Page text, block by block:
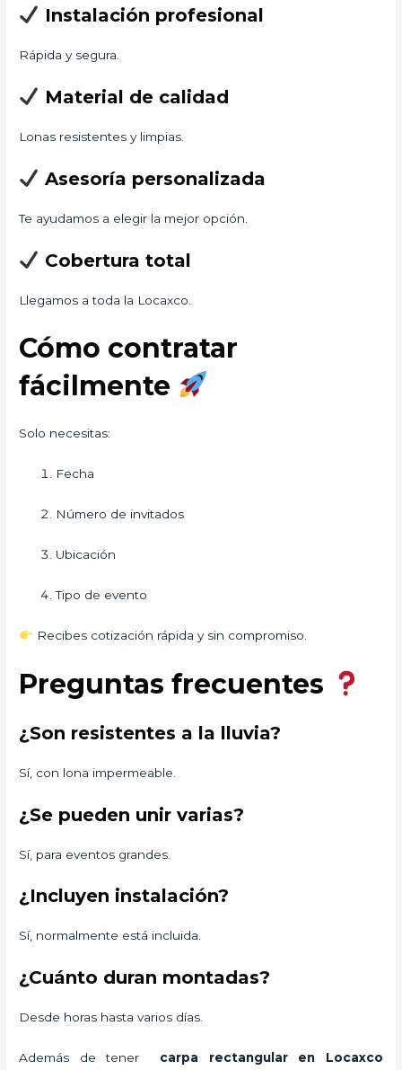
Instalación profesional
Rápida y segura.
Material de calidad
Lonas resistentes y limpias.
Asesoría personalizada
Te ayudamos a elegir la mejor opción.
Cobertura total
Llegamos a toda la Locaxco.
Cómo contratar
fácilmente
Solo necesitas:
Fecha
Número de invitados
Ubicación
Tipo de evento
Recibes cotización rápida y sin compromiso.
Preguntas frecuentes
¿Son resistentes a la lluvia?
Sí, con lona impermeable.
¿Se pueden unir varias?
Sí, para eventos grandes.
¿Incluyen instalación?
Sí, normalmente está incluida.
¿Cuánto duran montadas?
Desde horas hasta varios días.
Además de tener carpa rectangularen Locaxco